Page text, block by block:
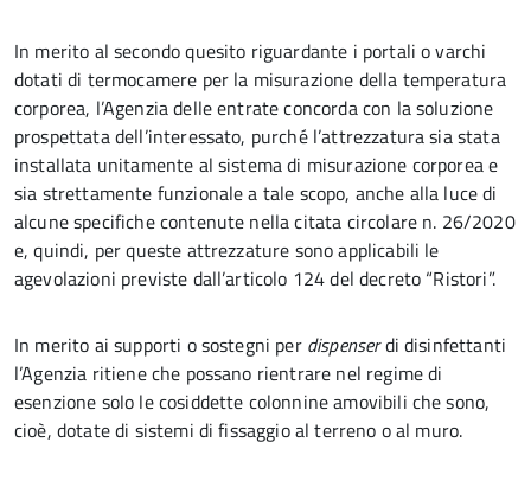
In merito al secondo quesito riguardante i portali o varchi
dotati di termocamere per la misurazione della temperatura
corporea, l’Agenzia delle entrate concorda con la soluzione
prospettata dell’interessato, purché l’attrezzatura sia stata
installata unitamente al sistema di misurazione corporea e
sia strettamente funzionale a tale scopo, anche alla luce di
alcune specifiche contenute nella citata circolare n. 26/2020
e, quindi, per queste attrezzature sono applicabili le
agevolazioni previste dall’articolo 124 del decreto “Ristori”.
In merito ai supporti o sostegni per dispenserdi disinfettanti
l’Agenzia ritiene che possano rientrare nel regime di
esenzione solo le cosiddette colonnine amovibili che sono,
cioè, dotate di sistemi di fissaggio al terreno o al muro.